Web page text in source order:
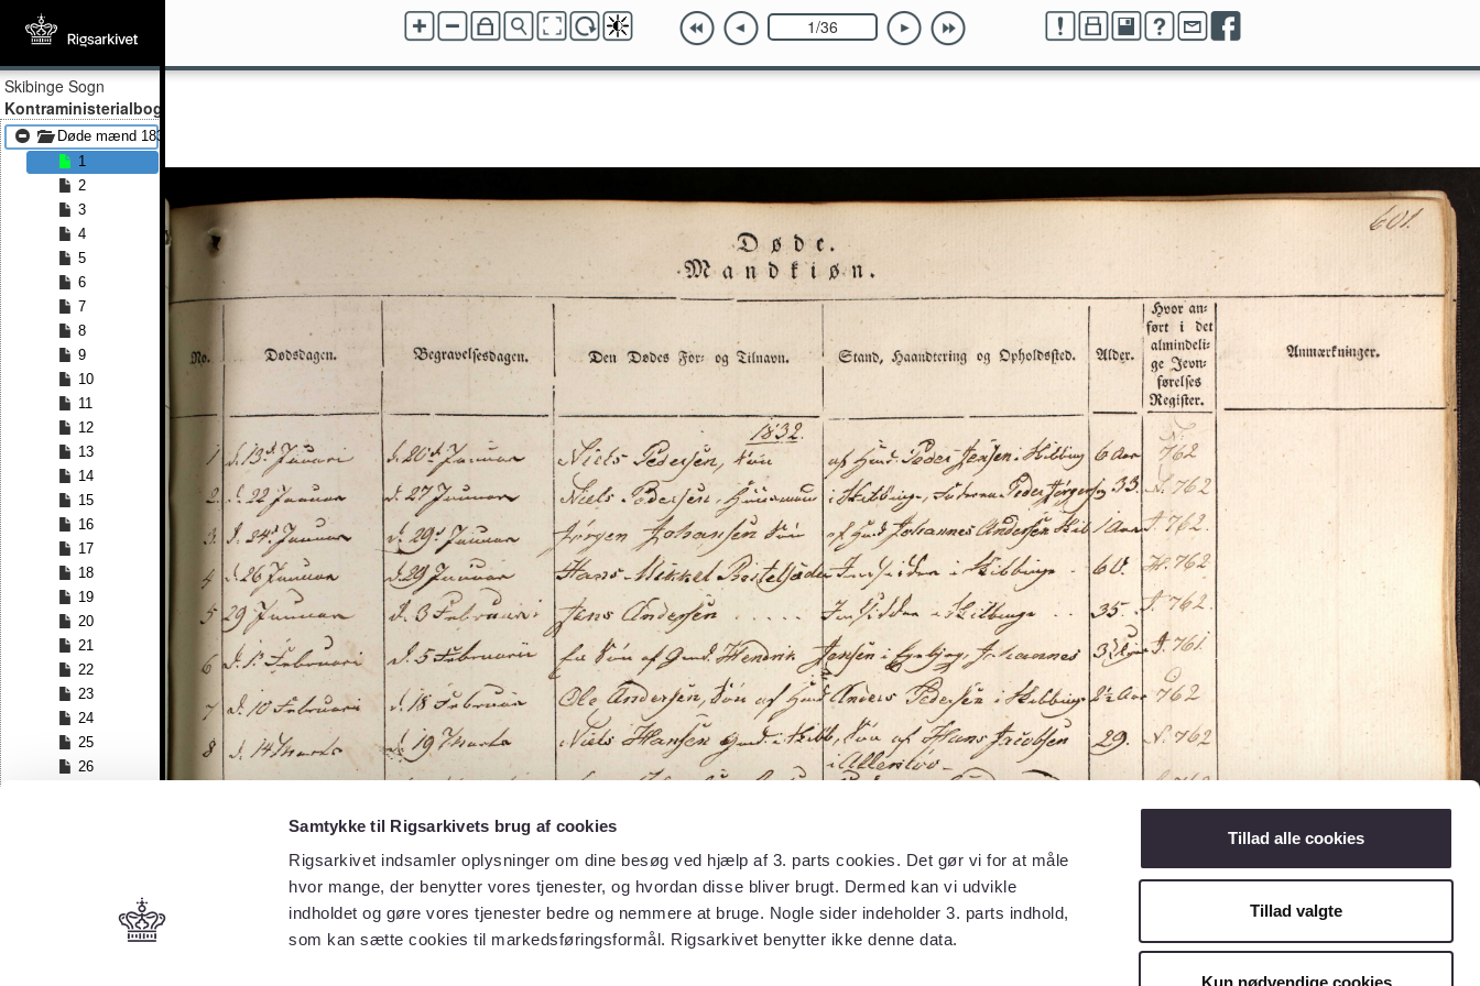
Samtykke til Rigsarkivets brug af cookies
Rigsarkivet indsamler oplysninger om dine besøg ved hjælp af 3. parts cookies. Det gør vi for at måle
hvor mange, der benytter vores tjenester, og hvordan disse bliver brugt. Dermed kan vi udvikle
indholdet og gøre vores tjenester bedre og nemmere at bruge. Nogle sider indeholder 3. parts indhold,
som kan sætte cookies til markedsføringsformål. Rigsarkivet benytter ikke denne data.
Tillad alle cookies
Tillad valgte
Kun nødvendige cookies
Skibinge Sogn
Kontraministerialbog
Døde mænd 1832 - Døde mænd 1861
1
2
3
4
5
6
7
8
9
10
11
12
13
14
15
16
17
18
19
20
21
22
23
24
25
26